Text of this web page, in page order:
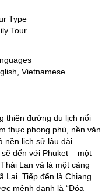
Type
Tour
Vietnamese
thiên đường du lịch nổi
thực phong phú, nền văn
nền lịch sử lâu dài…
đến với Phuket – một
Lan và là một cảng
Lai. Tiếp đến là Chiang
mệnh danh là “Đóa